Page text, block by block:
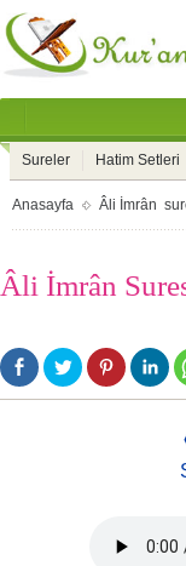
Sureler Hatim Setleri
Anasayfa Âli İmrân
Âli İmrân